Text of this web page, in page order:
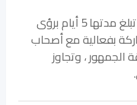
ستزودك هذه الدورة التي تبلغ مدتها 5 أيام برؤى
بفعالية مع أصحاب
الجمهور ، وتجاوز